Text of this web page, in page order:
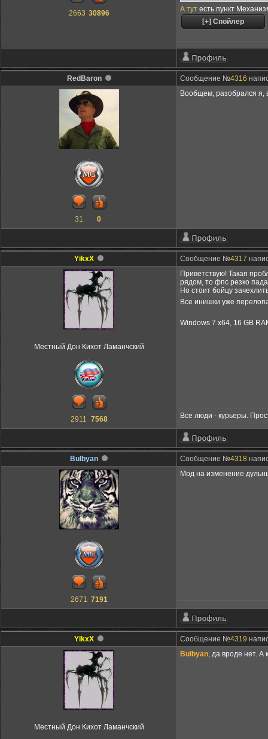
2663 30896 А тут есть пункт
RedBaron Сообщение №4316
31 0
Вообщем, разобрался я,
YikxX Сообщение №4317
Местный Дон Кихот Ламанчский
2911 7568
Приветствую! Такая
рядом, то фпс резко
Но стоит бойцу
Все инишки уже
Windows 7 x64, 16 GB
Все люди - курьеры.
Bulbyan Сообщение №4318
2671 7191
Мод на изменение
YikxX Сообщение №4319
Местный Дон Кихот Ламанчский
Bulbyan, да вроде нет. А